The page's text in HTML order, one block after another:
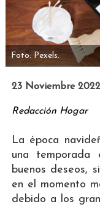
Foto: Pexels.
23 Noviembre
Redacción Hogar
La época
una
buenos deseos,
en el momento
debido a los